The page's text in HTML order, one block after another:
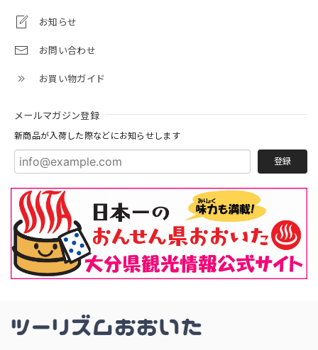
お知らせ
お問い合わせ
お買い物ガイド
メールマガジン登録
新商品が入荷した際などにお知らせします
登録